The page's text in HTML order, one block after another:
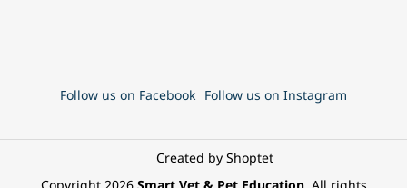
Follow us on Facebook Follow us on Instagram
Created by Shoptet